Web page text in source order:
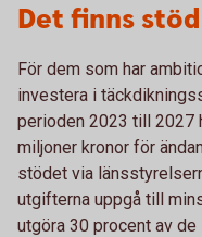
Det finns
För dem som har
investera i
perioden 2023 till 2027
miljoner kronor för
stödet via
utgifterna uppgå till
utgöra 30 procent av